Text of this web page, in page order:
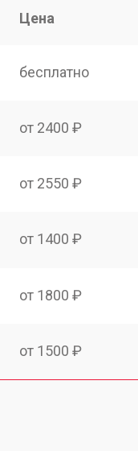
Цена
бесплатно
от 2400 ₽
от 2550 ₽
от 1400 ₽
от 1800 ₽
от 1500 ₽